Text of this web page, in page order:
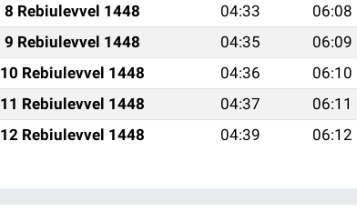
8 Rebiulevvel 1448 04:33 06:08
9 Rebiulevvel 1448 04:35 06:09
10 Rebiulevvel 1448 04:36 06:10
11 Rebiulevvel 1448 04:37 06:11
12 Rebiulevvel 1448 04:39 06:12